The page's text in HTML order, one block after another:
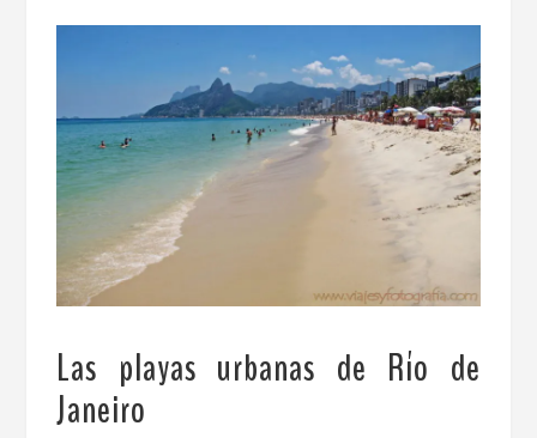
Las playas urbanas de Río de
Janeiro